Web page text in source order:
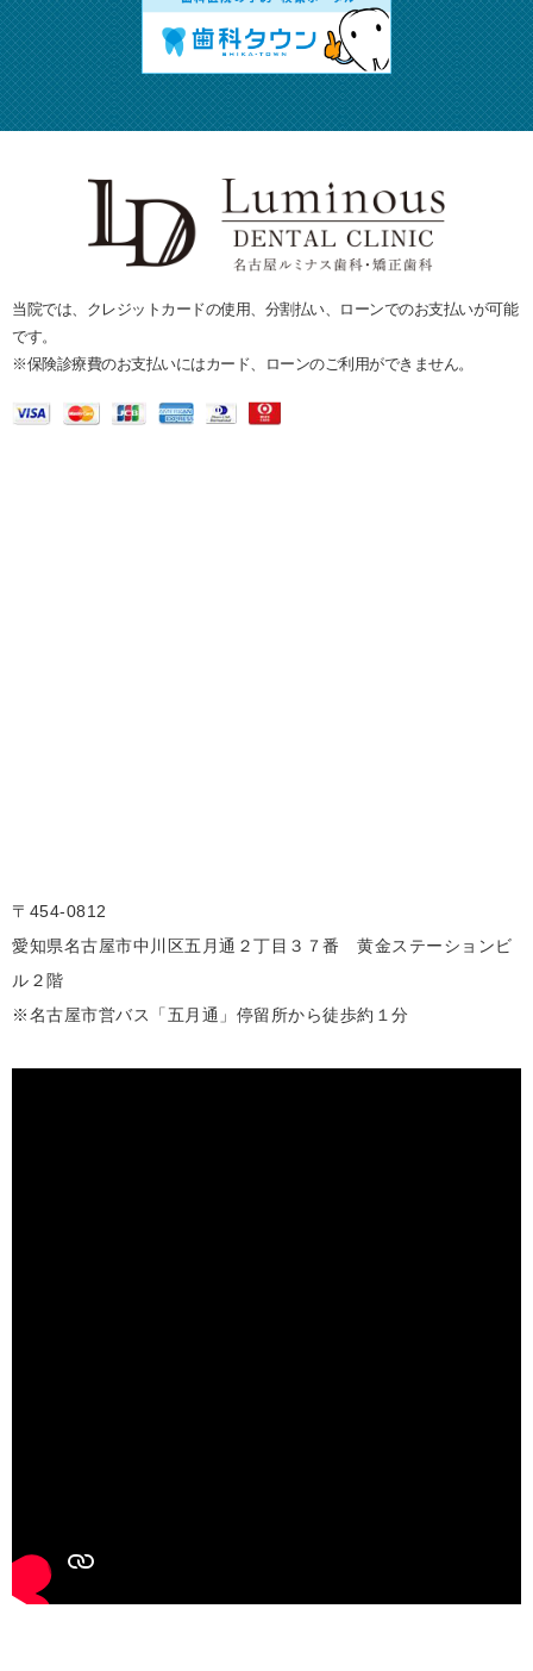
当院では、クレジットカードの使用、分割払い、ローンでのお支払いが可能
です。
※保険診療費のお支払いにはカード、ローンのご利用ができません。
〒454-0812
愛知県名古屋市中川区五月通２丁目３７番 黄金ステーションビ
ル２階
※名古屋市営バス「五月通」停留所から徒歩約１分